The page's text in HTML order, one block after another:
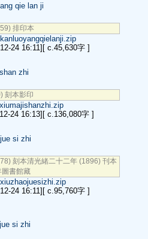
qie lan ji
排印本
24 16:11] [ c.45,630字 ]
zhi
刻本影印
24 16:13] [ c.136,080字 ]
si zhi
刻本清光緒二十二年 (1896) 刊本
書館藏
24 16:11] [ c.95,760字 ]
si zhi